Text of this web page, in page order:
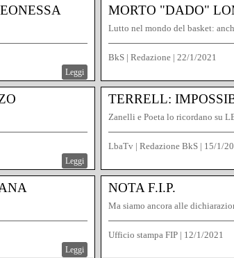
Leggi
MORTO "DADO"
Lutto nel mondo del basket:
BkS | Redazione | 22/1/2021
Leggi
TERRELL:
Zanelli e Poeta lo ricordano su
LbaTv | Redazione BkS | 15/1/
Leggi
NOTA F.I.P.
Ma siamo ancora alle
Ufficio stampa FIP | 12/1/2021